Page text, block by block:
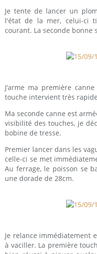
Je tente de lancer un
l'état de la mer, celui-ci
courant. La seconde bonne
J’arme ma première
touche intervient très
Ma seconde canne est
visibilité des touches, je
bobine de tresse.
Premier lancer dans les
celle-ci se met
Au ferrage, le poisson se
une dorade de 28cm.
Je relance immédiatement
à vaciller. La première